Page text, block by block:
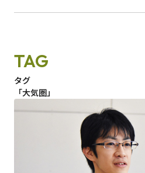
ワード検索
早稲田大学 理工学術院
奨学金
日本語
TAG
タグ
「大気圏」